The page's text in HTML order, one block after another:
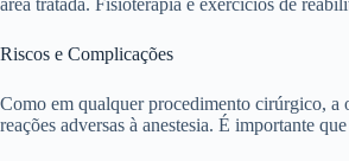
área tratada. Fisioterapia e exercícios de
Riscos e Complicações
Como em qualquer procedimento cirúrgico, a
reações adversas à anestesia. É importante